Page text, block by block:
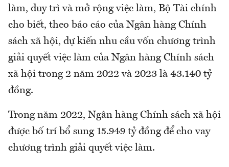
làm, duy trì và mở rộng việc làm, Bộ Tài chính
cho biết, theo báo cáo của Ngân hàng Chính
sách xã hội, dự kiến nhu cầu vốn chương trình
giải quyết việc làm của Ngân hàng Chính sách
xã hội trong 2 năm 2022 và 2023 là 43.140 tỷ
đồng.
Trong năm 2022, Ngân hàng Chính sách xã hội
được bố trí bổ sung 15.949 tỷ đồng để cho vay
chương trình giải quyết việc làm.